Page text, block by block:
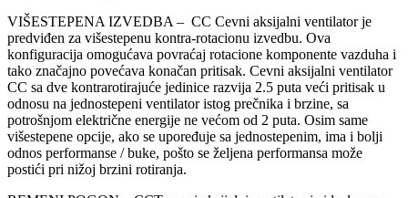
VIŠESTEPENA IZVEDBA – CC Cevni aksijalni ventilator je
predviđen za višestepenu kontra-rotacionu izvedbu. Ova
konfiguracija omogućava povraćaj rotacione komponente vazduha i
tako značajno povećava konačan pritisak. Cevni aksijalni ventilator
CC sa dve kontrarotirajuće jedinice razvija 2.5 puta veći pritisak u
odnosu na jednostepeni ventilator istog prečnika i brzine, sa
potrošnjom električne energije ne većom od 2 puta. Osim same
višestepene opcije, ako se upoređuje sa jednostepenim, ima i bolji
odnos performanse / buke, pošto se željena performansa može
postići pri nižoj brzini rotiranja.